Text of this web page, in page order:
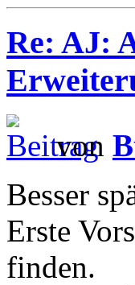
Re: AJ:
von
Besser
Erste
finden.